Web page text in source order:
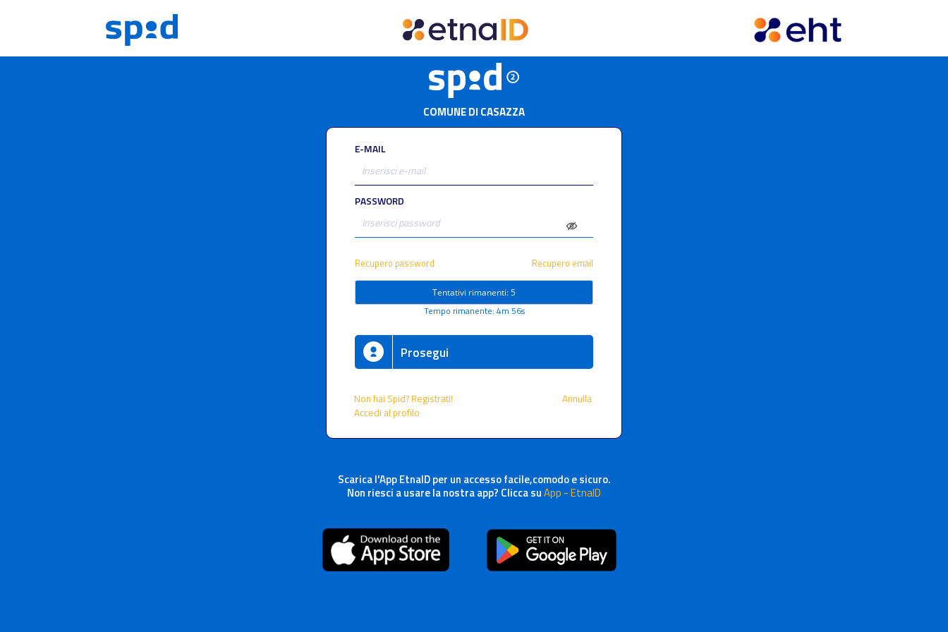
COMUNE DI CASAZZA
E-MAIL
PASSWORD
Recupero password Recupero email
Tentativi rimanenti: 5
Tempo rimanente: 4m 56s
Prosegui
Non hai Spid? Registrati!
Accedi al profilo
Annulla
Scarica l'App EtnaID per un accesso facile,comodo e sicuro.
Non riesci a usare la nostra app? Clicca suApp - EtnaID